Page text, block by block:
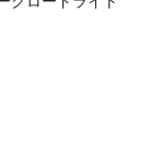
を高めるだけで